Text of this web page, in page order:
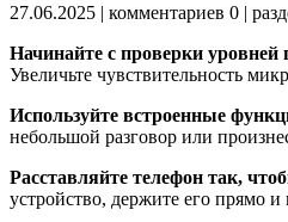
27.06.2025 | комментариев 0 |
Начинайте с проверки
Увеличьте чувствительность
Используйте встроенные
небольшой разговор или
Расставляйте телефон так,
устройство, держите его прямо и